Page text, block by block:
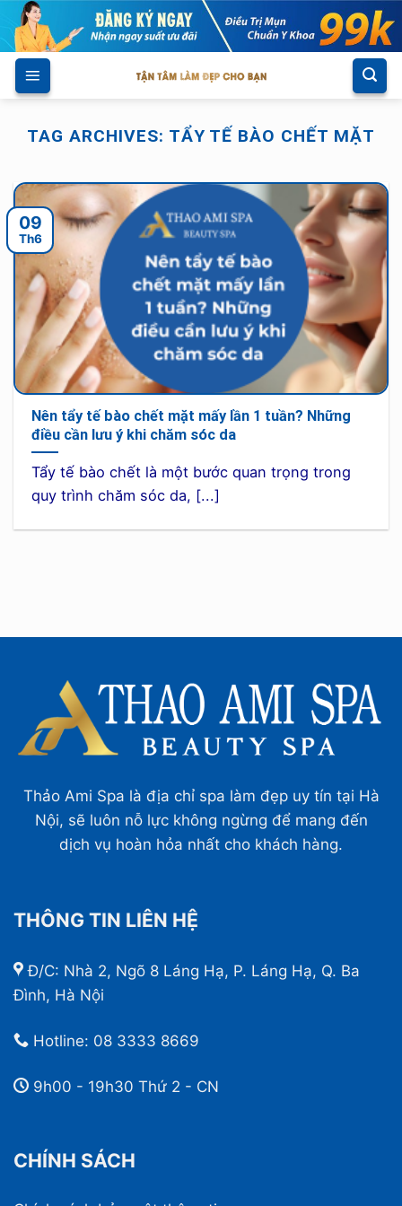
Skip
to
content
TAG ARCHIVES: TẨY TẾ BÀO CHẾT MẶT
Nên tẩy tế bào chết mặt mấy lần 1 tuần? Những
điều cần lưu ý khi chăm sóc da
Tẩy tế bào chết là một bước quan trọng trong
quy trình chăm sóc da, [...]
09
Th6
Thảo Ami Spa là địa chỉ spa làm đẹp uy tín tại Hà
Nội, sẽ luôn nỗ lực không ngừng để mang đến
dịch vụ hoàn hỏa nhất cho khách hàng.
THÔNG TIN LIÊN HỆ
Đ/C: Nhà 2, Ngõ 8 Láng Hạ, P. Láng Hạ, Q. Ba
Đình, Hà Nội
Hotline: 08 3333 8669
9h00 - 19h30 Thứ 2 - CN
CHÍNH SÁCH